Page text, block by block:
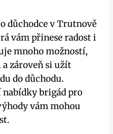
důchodce v Trutnově
vám přinese radost i
mnoho možností,
zároveň si užít
do důchodu.
nabídky brigád pro
vám mohou